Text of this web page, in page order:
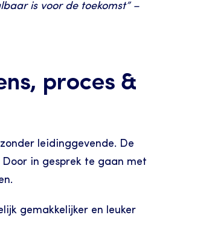
is voor de toekomst” –
proces &
leidinggevende. De
in gesprek te gaan met
gemakkelijker en leuker